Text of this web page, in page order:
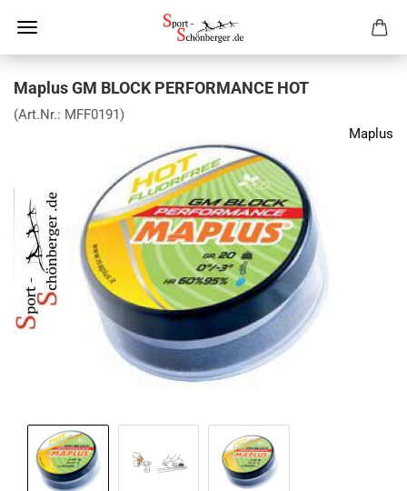
Maplus GM BLOCK PERFORMANCE HOT
(Art.Nr.: MFF0191)
Maplus